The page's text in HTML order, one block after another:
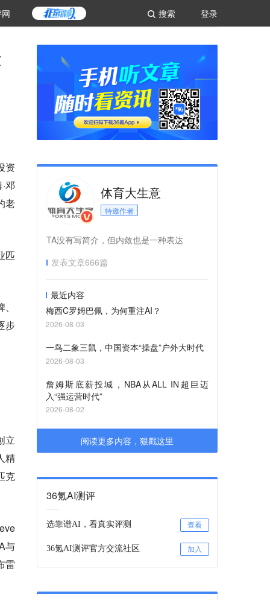
登录
搜索
资
邓
老
匹
步
立
精
克
与
雷
体育大生意
特邀作者
TA没有写简介，但内敛也是一种表达
发表文章666篇
最近内容
梅西C罗姆巴佩，为何重注AI？
2026-08-03
一鸟二象三鼠，中国资本“操盘”户外大时代
2026-08-03
詹姆斯底薪投城，NBA从ALL IN超巨迈
入“强运营时代”
2026-08-02
阅读更多内容，狠戳这里
36氪AI测评
选靠谱AI，看真实评测 查看
36氪AI测评官方交流社区 加入